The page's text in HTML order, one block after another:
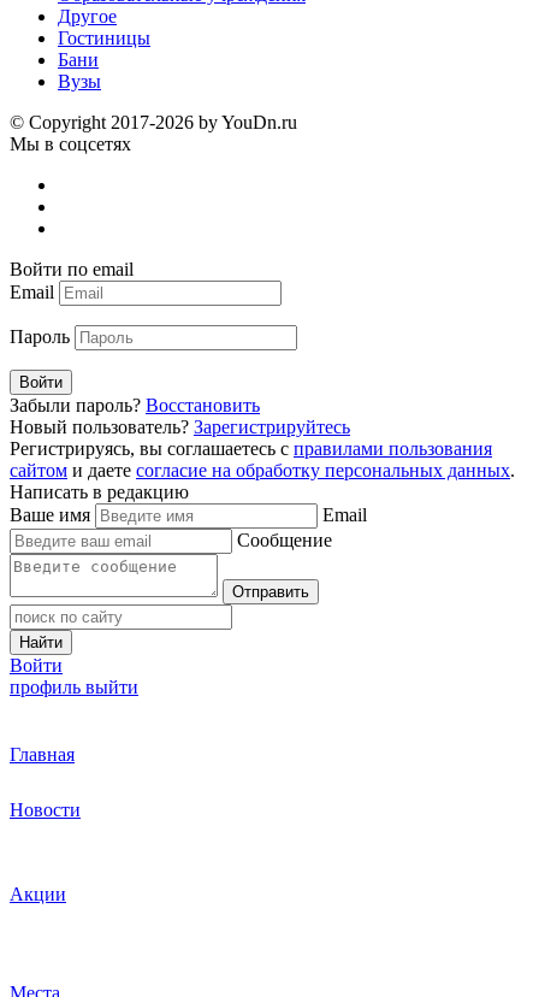
Другое
Гостиницы
Бани
Вузы
© Copyright 2017-2026 by YouDn.ru
Мы в соцсетях
Войти по email
Email
Пароль
Войти
Забыли пароль? Восстановить
Новый пользователь? Зарегистрируйтесь
Регистрируясь, вы соглашаетесь с правилами пользования
сайтом и даете согласие на обработку персональных данных.
Написать в редакцию
Ваше имя
Email
Сообщение
Отправить
Найти
Войти
профиль выйти
Главная
Новости
Акции